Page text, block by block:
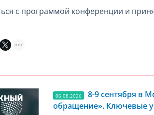
с программой конференции и
06.08.2026
8-9 сентября в
обращение». Ключевые